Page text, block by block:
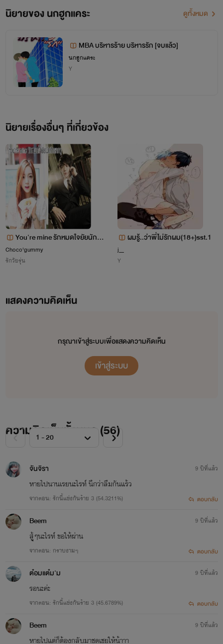
ผมที่กำลังนั่งอยู่กับกลุ่มเพื่อนของผม และก็สาวที่ผมจะพาไป
ขึ้นสวรรค์วันนี้หลังเลิกเรียนนั่งกอดแขนผมอยู่ ที่ม้าหินอ่อน
สายตาก็ไปสะดุดเข้ากับสาวลูกครึ่งหน้าแรดๆ ที่เดินควงผู้ชายไม่
ซ้ำหน้าทุกวัน นอกจากหน้าจะแรดแล้ว นิสัยยังแรดอีกหึ!! แรดไป
เถอะแม่คุณ!! ตาบอดหรือไง ถึงต้องเกาะแขนเดิน!!!
ไปนะ เอาเสื้อน้องมาใส่หรือไง กระโปรงอีกถ้าจะสั้นขนาดนี้ ถอด
"หวัดดีวิเวียน วันนี้ไปหลอกเด็กสาขาไหนมาละ หล่อได้แค่นี้
หน้าตาก็.... หน้าอกก็... หึ ควงผู้ชายแทนก็ได้นะแบบนี้อะ"
จากที่เราทับถมกัน จนเพื่อนๆ ต่างก็เอือมละอา เพราะผมกับ
วิเวียนคอยแต่จะทับถมกันแบบนี้อยู่เกือบทุกวี้ทุกวัน แบบว่า
อาทิตย์ละ 3 วันเป็นอย่างน้อย
ผมเป็นผู้ชายที่หล่อที่สุดในวิทยาลัยเทคนิค และชื่อเสียงผมก็
ใช่ย่อย สาวๆก็หมายปอง คนหล่อก็แบบนี้แหละครับ เช่นเดียวกัน
กับวิเวียน ที่ถึงแม้จะย้ายมากลางคัน แต่เพราะด้วยความที่เธอสวย
แบบสาวลูกครึ่ง และความแรงความแรดไม่แคร์ใครอีก ก็ทำให้
เธอเป็นที่หมายปองของผู้ชายเช่นเดียวกัน แต่ขอโทษนะ อีแรดๆที่
เนื่องจากเป็นความชอบส่วนตัว คิกคิก
อาจจะเป็น
เพราะเพื่อนบังคับให้เขียน ฮ่าๆๆๆๆๆ
ชื่อ โอเปิ้ล
แต่ก็มีอีกหลายๆชื่อที่เพื่อนชอบเรียก
เจเจ้ อีเตี้ย อีแคระ อีสัด อีเหี้ย อีดอก
นิยายของ นกฮูกแคระ ดูทั้งหมด
MBA บริหารร้าย บริหารรัก [จบแล้ว]
นกฮูกแคระ
Y
นิยายเรื่องอื่นๆ ที่เกี่ยวข้อง
You're mine รักหมดใจยัยนักศึ
กษาครู
Choco'gummy
รักวัยรุ่น
ผมรู้..ว่าพี่ไม่รักผม(18+)sst.1
j__
Y
แสดงความคิดเห็น
กรุณาเข้าสู่ระบบเพื่อแสดงความคิดเห็น
เข้าสู่ระบบ
ความคิดเห็นทั้งหมด (56)
จันจิรา
หายไปนานเรยนะไรท์ นึกว่าลืมกันแร้ว
จากตอน: รักนี้แข่งกันร้าย 3 (54.3211%)
9 ปีที่แล้ว
ตอบกลับ
Beem
สุู้ๆนะไรท์ ขอให้ผ่าน
จากตอน: กราบงามๆ
9 ปีที่แล้ว
ตอบกลับ
ต๋อมแต๋ม'ม
รอนะค่ะ
จากตอน: รักนี้แข่งกันร้าย 3 (45.6789%)
9 ปีที่แล้ว
ตอบกลับ
Beem
หายไปแต่ก็ต้องกลับมาชดเชยให้น้าาา
9 ปีที่แล้ว